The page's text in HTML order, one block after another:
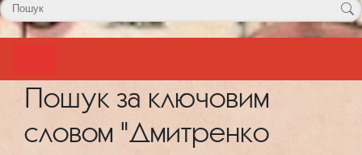
Пошук за ключовим
словом "Дмитренко